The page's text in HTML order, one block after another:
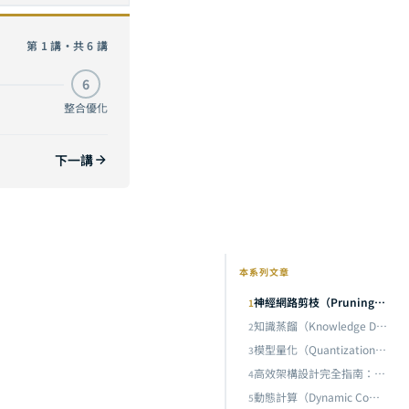
解析
動態計算（Dynamic Computation）完全指南：從 MoE 混合專家到 Speculative Decoding，讓 AI 按需分配算力
第 1 講・共 6 講
6
整合優化
下一講
本系列文章
1 神經網路剪枝（Pruning）完全指南：從 Lottery Ticket 到 SparseGPT，砍掉 90% 神經元的實戰解析
2 知識蒸餾（Knowledge Distillation）完全指南：從 Hinton 的 Soft Target 到 DeepSeek-R1，讓小模型學會大模型的思考方式
3 模型量化（Quantization）完全指南：用 4 個位元裝下 70B 模型，從 INT8 到 GGUF 的實戰解析
4 高效架構設計完全指南：從 MobileNet 到 Mamba，為何一開始就蓋對的 AI 模型比事後優化快十倍
5 動態計算（Dynamic Computation）完全指南：從 MoE 混合專家到 Speculative Decoding，讓 AI 按需分配算力